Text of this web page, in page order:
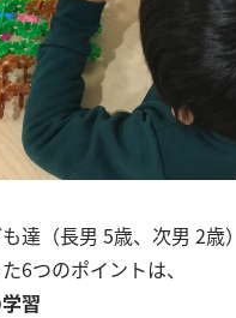
達（長男 5歳、次男 2歳
6つのポイントは、
習